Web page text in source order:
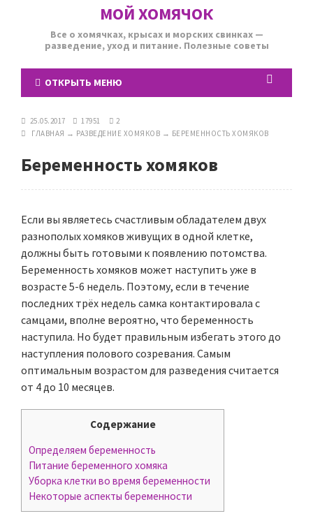
МОЙ ХОМЯЧОК
Все о хомячках, крысах и морских свинках —
разведение, уход и питание. Полезные советы
ОТКРЫТЬ МЕНЮ
25.05.2017 17951
2
ГЛАВНАЯ → РАЗВЕДЕНИЕ ХОМЯКОВ → БЕРЕМЕННОСТЬ ХОМЯКОВ
Беременность хомяков
Если вы являетесь счастливым обладателем двух
разнополых хомяков живущих в одной клетке,
должны быть готовыми к появлению потомства.
Беременность хомяков может наступить уже в
возрасте 5-6 недель. Поэтому, если в течение
последних трёх недель самка контактировала с
самцами, вполне вероятно, что беременность
наступила. Но будет правильным избегать этого до
наступления полового созревания. Самым
оптимальным возрастом для разведения считается
от 4 до 10 месяцев.
Содержание
Определяем беременность
Питание беременного хомяка
Уборка клетки во время беременности
Некоторые аспекты беременности